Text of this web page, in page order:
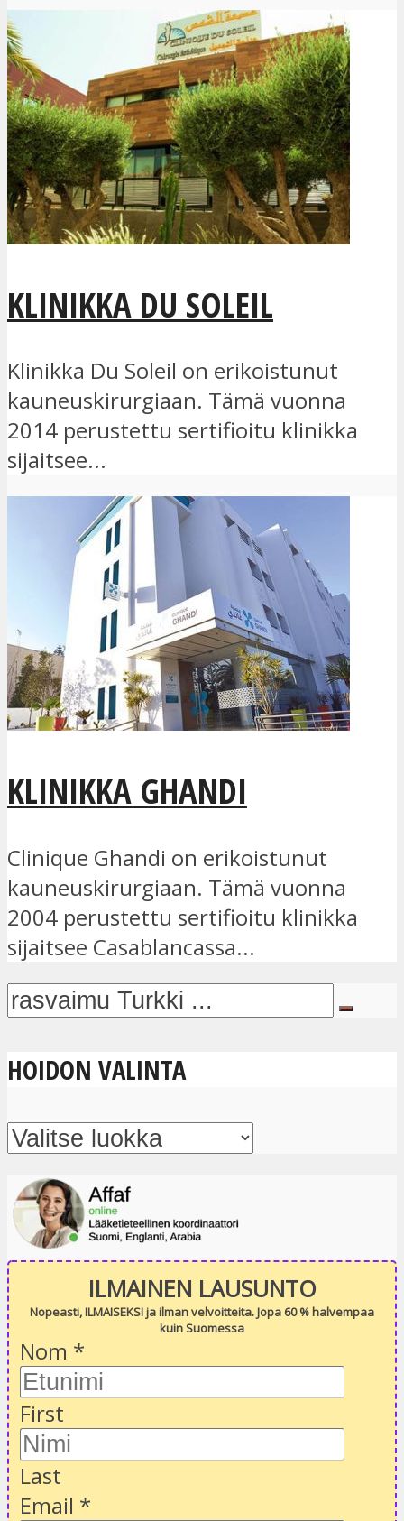
KLINIKKA DU SOLEIL
Klinikka Du Soleil on erikoistunut
kauneuskirurgiaan. Tämä vuonna
2014 perustettu sertifioitu klinikka
sijaitsee...
KLINIKKA GHANDI
Clinique Ghandi on erikoistunut
kauneuskirurgiaan. Tämä vuonna
2004 perustettu sertifioitu klinikka
sijaitsee Casablancassa...
HOIDON VALINTA
ILMAINEN LAUSUNTO
Nopeasti, ILMAISEKSI ja ilman velvoitteita. Jopa 60 % halvempaa
kuin Suomessa
Nom *
First
Last
Email *